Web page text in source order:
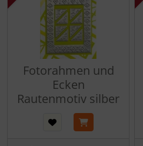
Fotorahmen und
Ecken
Rautenmotiv silber